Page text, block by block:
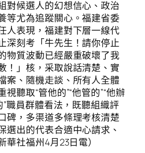
對候選人的幻想信心、政治
等尤為追蹤關心。福建省委
人表現，福建對下層一線代
深刻考「牛先生！請你停止
物質波動已經嚴重破壞了我
！」核，采取說話清楚、實
案、隨機走談、所有人全體
聽取“管他的”“他管的”“他辦
”職員群體看法，既聽組織評
碑，多渠道多條理考核清楚
選出的代表合適中心請求、
華社福州4月23日電）